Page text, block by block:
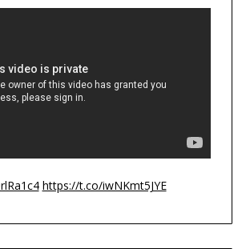
https://t.co/iwNKmt5JYE